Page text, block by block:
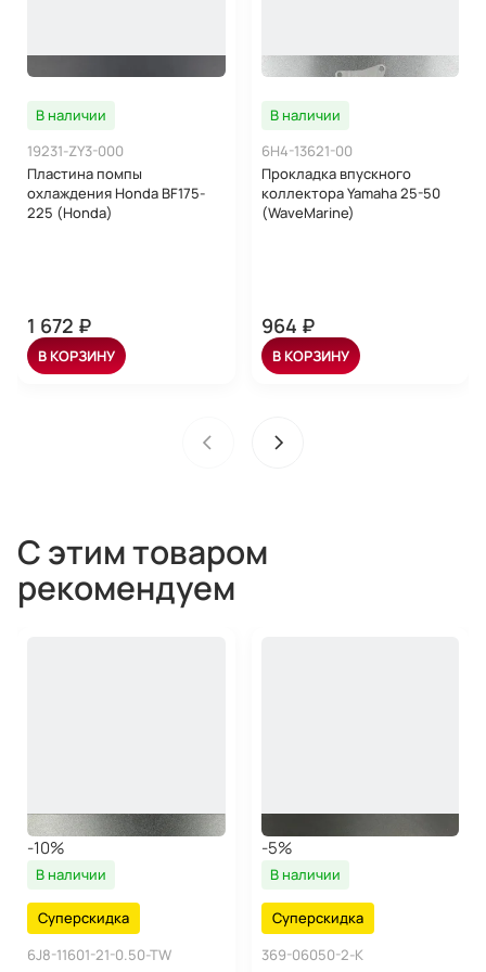
В наличии
19231-ZY3-000
Пластина помпы
охлаждения Honda BF175-
225 (Honda)
1 672 ₽
В КОРЗИНУ
В наличии
6H4-13621-00
Прокладка впускного
коллектора Yamaha 25-50
(WaveMarine)
964 ₽
В КОРЗИНУ
С этим товаром
рекомендуем
-10%
В наличии
Суперскидка
6J8-11601-21-0.50-TW
-5%
В наличии
Суперскидка
369-06050-2-K